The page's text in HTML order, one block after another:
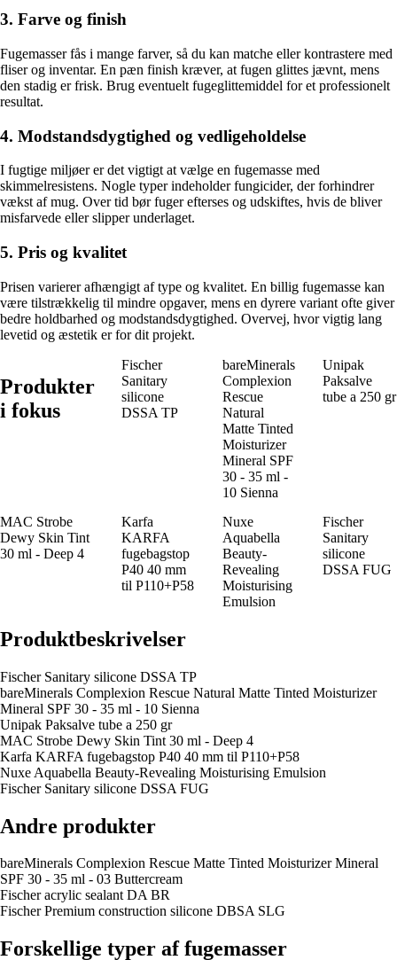
3. Farve og finish
Fugemasser fås i mange farver, så du kan matche eller kontrastere med
fliser og inventar. En pæn finish kræver, at fugen glittes jævnt, mens
den stadig er frisk. Brug eventuelt fugeglittemiddel for et professionelt
resultat.
4. Modstandsdygtighed og vedligeholdelse
I fugtige miljøer er det vigtigt at vælge en fugemasse med
skimmelresistens. Nogle typer indeholder fungicider, der forhindrer
vækst af mug. Over tid bør fuger efterses og udskiftes, hvis de bliver
misfarvede eller slipper underlaget.
5. Pris og kvalitet
Prisen varierer afhængigt af type og kvalitet. En billig fugemasse kan
være tilstrækkelig til mindre opgaver, mens en dyrere variant ofte giver
bedre holdbarhed og modstandsdygtighed. Overvej, hvor vigtig lang
levetid og æstetik er for dit projekt.
Produkter
i fokus
Fischer
Sanitary
silicone
DSSA TP
bareMinerals
Complexion
Rescue
Natural
Matte Tinted
Moisturizer
Mineral SPF
30 - 35 ml -
10 Sienna
Unipak
Paksalve
tube a 250 gr
MAC Strobe
Dewy Skin Tint
30 ml - Deep 4
Karfa
KARFA
fugebagstop
P40 40 mm
til P110+P58
Nuxe
Aquabella
Beauty-
Revealing
Moisturising
Emulsion
Fischer
Sanitary
silicone
DSSA FUG
Produktbeskrivelser
Fischer Sanitary silicone DSSA TP
bareMinerals Complexion Rescue Natural Matte Tinted Moisturizer
Mineral SPF 30 - 35 ml - 10 Sienna
Unipak Paksalve tube a 250 gr
MAC Strobe Dewy Skin Tint 30 ml - Deep 4
Karfa KARFA fugebagstop P40 40 mm til P110+P58
Nuxe Aquabella Beauty-Revealing Moisturising Emulsion
Fischer Sanitary silicone DSSA FUG
Andre produkter
bareMinerals Complexion Rescue Matte Tinted Moisturizer Mineral
SPF 30 - 35 ml - 03 Buttercream
Fischer acrylic sealant DA BR
Fischer Premium construction silicone DBSA SLG
Forskellige typer af fugemasser